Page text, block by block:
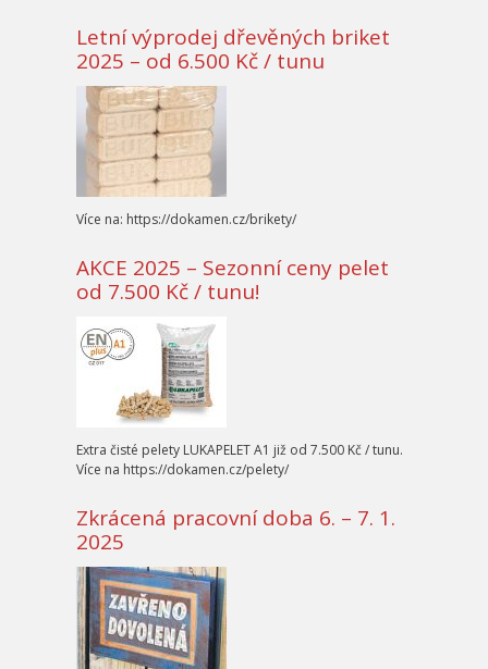
Letní výprodej dřevěných briket
2025 – od 6.500 Kč / tunu
Více na: https://dokamen.cz/brikety/
AKCE 2025 – Sezonní ceny pelet
od 7.500 Kč / tunu!
Extra čisté pelety LUKAPELET A1 již od 7.500 Kč / tunu.
Více na https://dokamen.cz/pelety/
Zkrácená pracovní doba 6. – 7. 1.
2025